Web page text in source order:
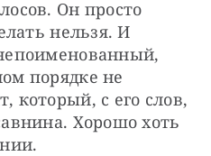
Он просто
нельзя. И
порядке не
который, с его слов,
Хорошо хоть